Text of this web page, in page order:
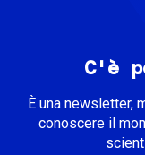
C'è
È una newsletter,
conoscere il